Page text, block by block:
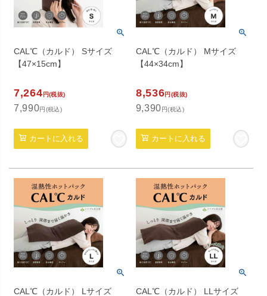
CAL℃（カルド） Sサイズ
【47×15cm】
7,264 円(税抜)
7,990円(税込)
カートに入れる
CAL℃（カルド） Mサイズ
【44×34cm】
8,536円(税抜)
9,390 円(税込)
カートに入れる
CAL℃（カルド） Lサイズ
CAL℃（カルド） LLサイズ